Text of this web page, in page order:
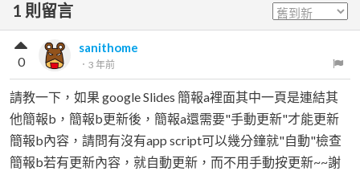
1 則留言
sanithome
． 3 年前
0
請教一下，如果 google Slides 簡報a裡面其中一頁是連結其
他簡報b，簡報b更新後，簡報a還需要"手動更新"才能更新
簡報b內容，請問有沒有app script可以幾分鐘就"自動"檢查
簡報b若有更新內容，就自動更新，而不用手動按更新~~謝